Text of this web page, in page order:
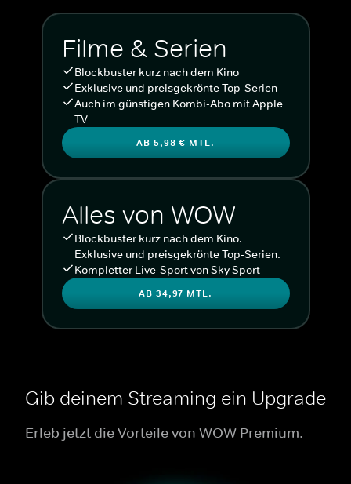
Filme & Serien
Blockbuster kurz nach dem Kino
Exklusive und preisgekrönte Top-Serien
Auch im günstigen Kombi-Abo mit Apple
TV
AB 5,98 € MTL.
Alles von WOW
Blockbuster kurz nach dem Kino.
Exklusive und preisgekrönte Top-Serien.
Kompletter Live-Sport von Sky Sport
AB 34,97 MTL.
Gib deinem Streaming ein Upgrade
Erleb jetzt die Vorteile von WOW Premium.